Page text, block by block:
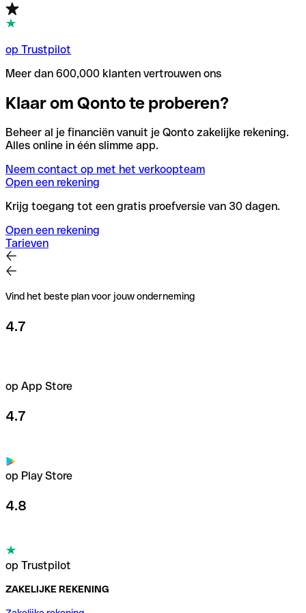
op Trustpilot
Meer dan 600,000 klanten vertrouwen ons
Klaar om Qonto te proberen?
Beheer al je financiën vanuit je Qonto zakelijke rekening.
Alles online in één slimme app.
Neem contact op met het verkoopteam
Open een rekening
Krijg toegang tot een gratis proefversie van 30 dagen.
Open een rekening
Tarieven
Vind het beste plan voor jouw onderneming
4.7
op App Store
4.7
op Play Store
4.8
op Trustpilot
ZAKELIJKE REKENING